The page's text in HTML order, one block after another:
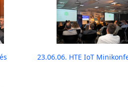
23.06.06. HTE IoT